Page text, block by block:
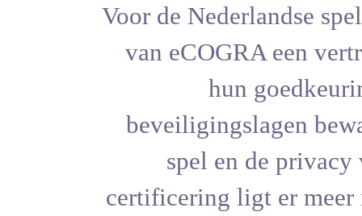
Voor de
van
spel
certificering